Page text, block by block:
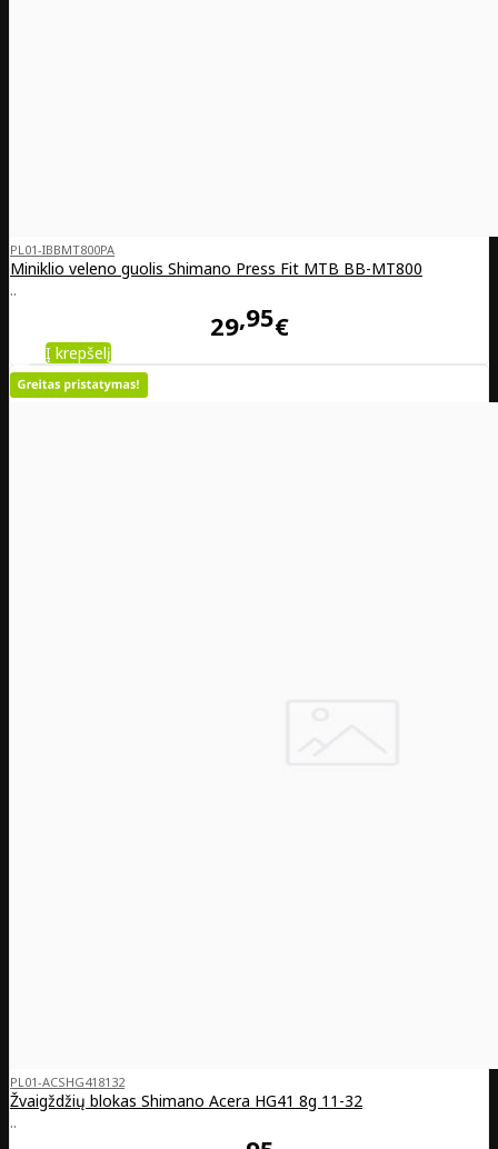
PL01-IBBMT800PA
Miniklio veleno guolis Shimano Press Fit MTB BB-MT800
..
29 95€
Į krepšelį
PL01-ACSHG418132
Žvaigždžių blokas Shimano Acera HG41 8g 11-32
..